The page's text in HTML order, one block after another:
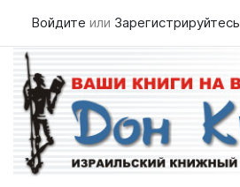
Войдите или Зарегистрируйтесь